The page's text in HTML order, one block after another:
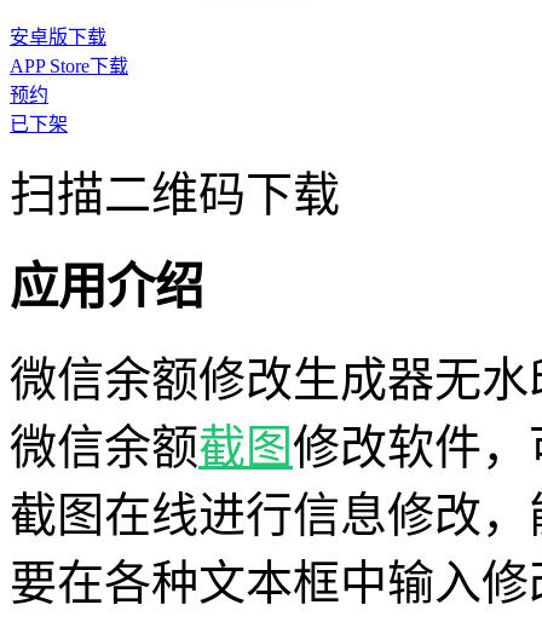
安卓版下载
APP Store下载
预约
已下架
扫描二维码下载
应用介绍
微信余额修改生成器无
微信余额截图修改软件
截图在线进行信息修改
要在各种文本框中输入